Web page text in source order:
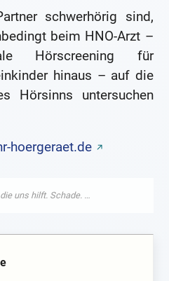
schwerhörig sind,
beim HNO-Arzt –
Hörscreening für
hinaus – auf die
Hörsinns untersuchen
hoergeraet.de